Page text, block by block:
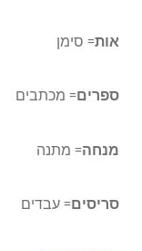
אות= סימן
ספרים= מכתבים
מנחה= מתנה
סריסים= עבדים